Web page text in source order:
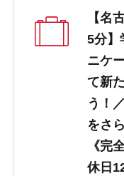
【名
5分】
ニケ
て新
う！
をさ
《完
休日